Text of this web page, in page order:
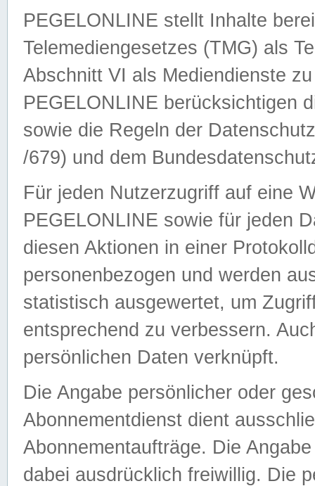
PEGELONLINE stellt Inhalte
Telemediengesetzes (TMG) als
Abschnitt VI als Mediendienste
PEGELONLINE berücksichtigen
sowie die Regeln der
/679) und dem
Für jeden Nutzerzugriff auf eine
PEGELONLINE sowie für jeden
diesen Aktionen in einer
personenbezogen und werden
statistisch ausgewertet, um
entsprechend zu verbessern.
persönlichen Daten verknüpft.
Die Angabe persönlicher oder
Abonnementdienst dient
Abonnementaufträge. Die
dabei ausdrücklich freiwillig. Die